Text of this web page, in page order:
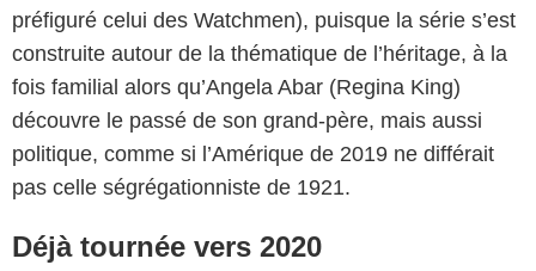
préfiguré celui des Watchmen), puisque la série s’est
construite autour de la thématique de l’héritage, à la
fois familial alors qu’Angela Abar (Regina King)
découvre le passé de son grand-père, mais aussi
politique, comme si l’Amérique de 2019 ne différait
pas celle ségrégationniste de 1921.
Déjà tournée vers 2020
HBO